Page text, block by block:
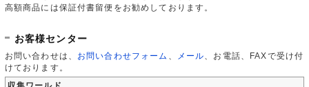
高額商品には保証付書留便をお勧めしております。
お客様センター
お問い合わせは、 お問い合わせフォーム メール 、お電話、FAXで受け付
けております。
収集ワールド